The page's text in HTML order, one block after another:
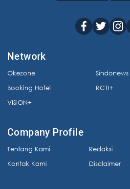
Network
Okezone
Booking Hotel
VISION+
Sindonews
RCTI+
Company Profile
Tentang Kami
Kontak Kami
Redaksi
Disclaimer